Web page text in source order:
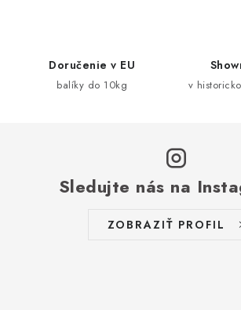
Doručenie v EU
balíky do 10kg v
Sledujte nás na
ZOBRAZIŤ PROFIL